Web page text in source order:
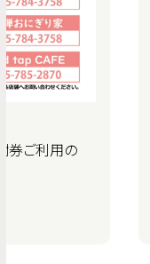
券ご利用の